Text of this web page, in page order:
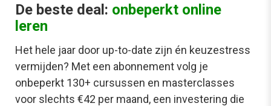
De beste deal: onbeperkt online
leren
Het hele jaar door up-to-date zijn én keuzestress
vermijden? Met een abonnement volg je
onbeperkt 130+ cursussen en masterclasses
voor slechts €42 per maand, een investering die